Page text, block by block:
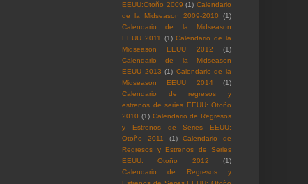
EEUU:Otoño 2009 (1) Calendario
de la Midseason 2009-2010
(1)
Calendario de la Midseason
EEUU 2011 (1) Calendario de la
Midseason EEUU 2012
(1)
Calendario de la Midseason
EEUU 2013 (1) Calendario de la
Midseason EEUU 2014
(1)
Calendario de regresos y
estrenos de series EEUU: Otoño
2010 (1) Calendario de Regresos
y Estrenos de Series EEUU:
Otoño 2011
(1)
Calendario de
Regresos y Estrenos de Series
EEUU: Otoño 2012
(1)
Calendario de Regresos y